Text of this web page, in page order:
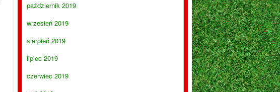
październik 2019
wrzesień 2019
sierpień 2019
lipiec 2019
czerwiec 2019